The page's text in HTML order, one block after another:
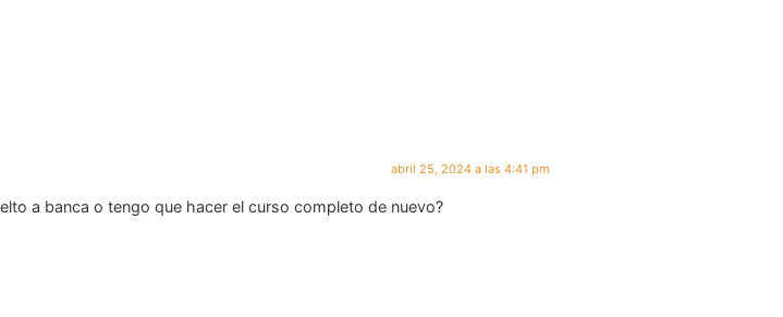
abril 25, 2024 a las 4:41 pm
a banca o tengo que hacer el curso completo de nuevo?